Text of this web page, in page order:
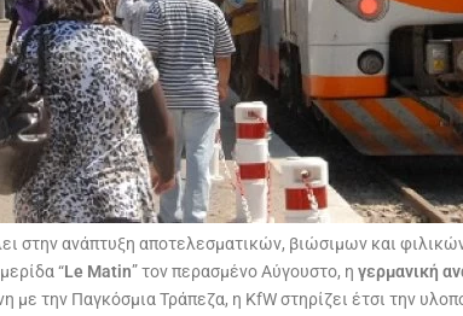
στην ανάπτυξη αποτελεσματικών, βιώσιμων και
“Le Matin” τον περασμένο Αύγουστο, η γερμανική
με την Παγκόσμια Τράπεζα, η KfW στηρίζει έτσι την